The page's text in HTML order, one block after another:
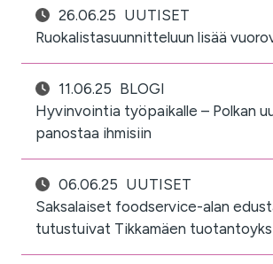
26.06.25 UUTISET
Ruokalistasuunnitteluun lisää
11.06.25 BLOGI
Hyvinvointia työpaikalle – Polkan
panostaa ihmisiin
06.06.25 UUTISET
Saksalaiset foodservice-alan
tutustuivat Tikkamäen